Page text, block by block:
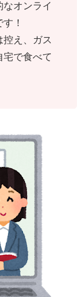
オンライ
！
控え、ガス
宅で食べて